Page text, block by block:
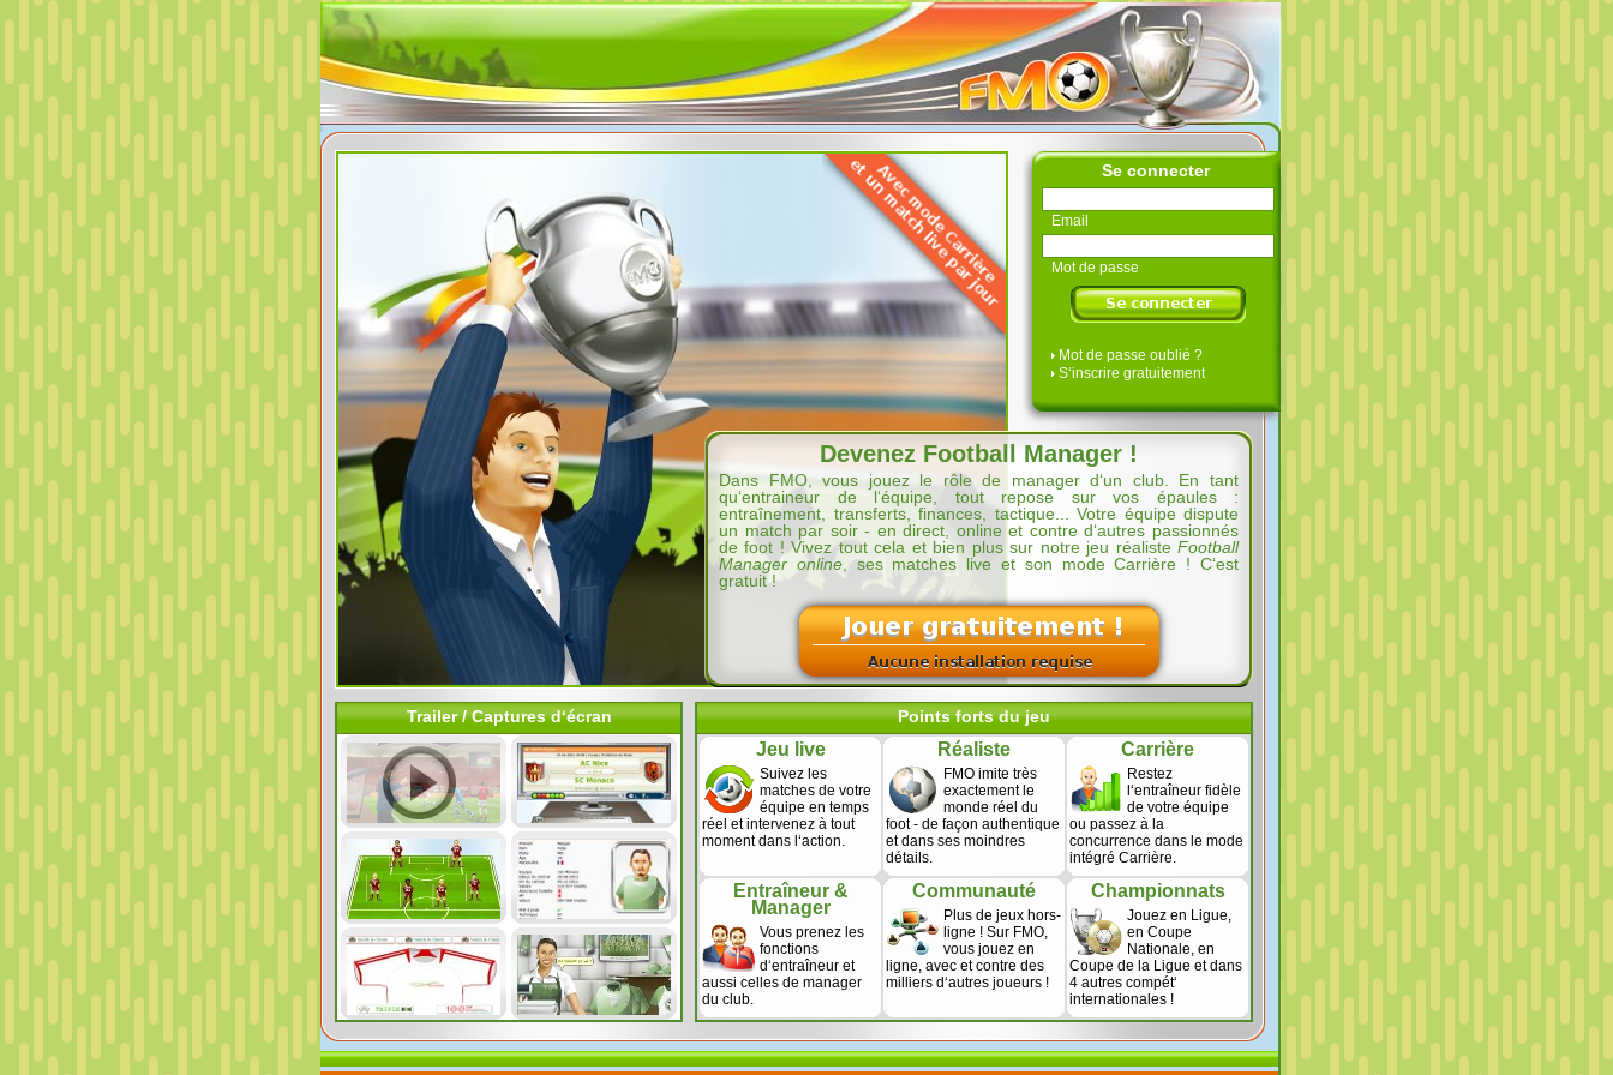
Se connecter
Email
Mot de passe
Mot de passe oublié ?
S‘inscrire gratuitement
Devenez Football Manager !
Dans FMO, vous jouez le rôle de manager d‘un club. En tant
qu‘entraineur de l‘équipe, tout repose sur vos épaules :
entraînement, transferts, finances, tactique... Votre équipe dispute
un match par soir - en direct, online et contre d‘autres passionnés
de foot ! Vivez tout cela et bien plus sur notre jeu réaliste Football
Manager online, ses matches live et son mode Carrière ! C‘est
gratuit !
Trailer / Captures d‘écran Points forts du jeu
Carrière
Restez
l‘entraîneur fidèle
de votre équipe
ou passez à la
concurrence dans le mode
intégré Carrière.
Réaliste
FMO imite très
exactement le
monde réel du
foot - de façon authentique
et dans ses moindres
détails.
Jeu live
Suivez les
matches de votre
équipe en temps
réel et intervenez à tout
moment dans l‘action.
Championnats
Jouez en Ligue,
en Coupe
Nationale, en
Coupe de la Ligue et dans
4 autres compét‘
internationales !
Communauté
Plus de jeux hors-
ligne ! Sur FMO,
vous jouez en
ligne, avec et contre des
milliers d‘autres joueurs !
Entraîneur &
Manager
Vous prenez les
fonctions
d‘entraîneur et
aussi celles de manager
du club.